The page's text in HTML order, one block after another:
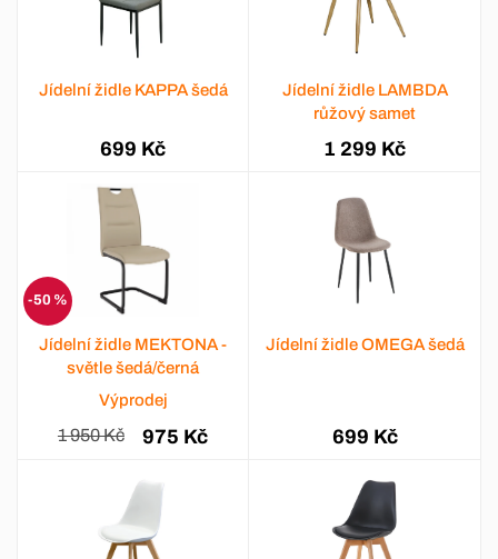
Jídelní židle KAPPA šedá
699 Kč
Jídelní židle LAMBDA
růžový samet
1 299 Kč
-50 %
Jídelní židle MEKTONA -
světle šedá/černá
Výprodej
1 950 Kč 975 Kč
Jídelní židle OMEGA šedá
699 Kč